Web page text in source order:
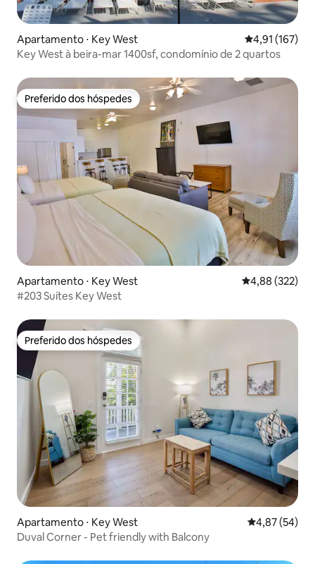
Apartamento ⋅ Key West 4,91 de uma
4,91 (167)
Key West à beira-mar 1400sf, condomínio de 2 quartos
Preferido dos hóspedes
Preferido dos hóspedes
Apartamento ⋅ Key West 4,88 de uma
4,88 (322)
#203 Suítes Key West
Preferido dos hóspedes
Preferido dos hóspedes
Apartamento ⋅ Key West 4,87 de uma
4,87 (54)
Duval Corner - Pet friendly with Balcony